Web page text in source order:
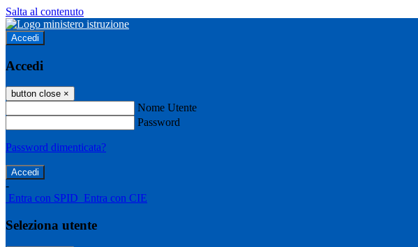
Salta al contenuto
Accedi
Accedi
button close ×
Nome Utente
Password
Password dimenticata?
-
Entra con SPID Entra con CIE
Seleziona utente